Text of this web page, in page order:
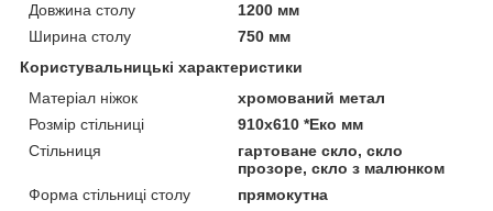
Довжина столу
1200 мм
Ширина столу
750 мм
Користувальницькі характеристики
Матеріал ніжок
хромований метал
Розмір стільниці
910х610 *Еко мм
Стільниця
гартоване скло, скло
прозоре, скло з малюнком
Форма стільниці столу
прямокутна